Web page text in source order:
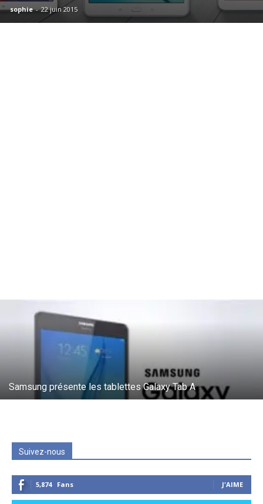
sophie - 22 juin 2015
Samsung présente les tablettes Galaxy Tab A
Suivez-nous
5,874 Fans J'AIME